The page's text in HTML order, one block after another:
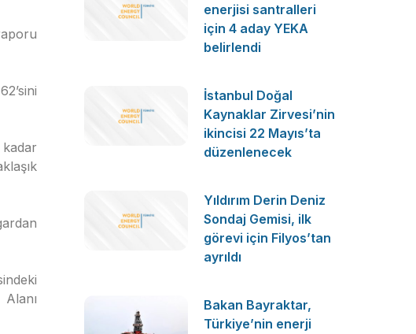
enerjisi santralleri
için 4 aday YEKA
belirlendi
İstanbul Doğal
Kaynaklar Zirvesi’nin
ikincisi 22 Mayıs’ta
düzenlenecek
Yıldırım Derin Deniz
Sondaj Gemisi, ilk
görevi için Filyos’tan
ayrıldı
Bakan Bayraktar,
Türkiye’nin enerji